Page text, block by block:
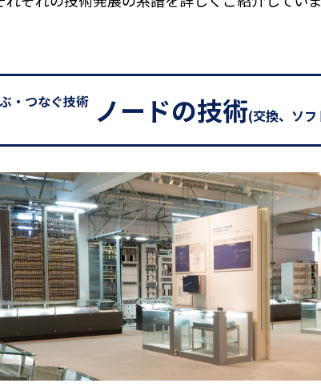
・つなぐ技術 ノードの技術(交換、ソ